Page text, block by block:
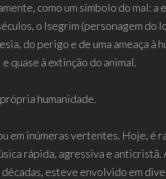
como um símbolo do mal: a
o Isegrim (personagem do
do perigo e de uma ameaça à
quase à extinção do animal.
humanidade.
em inúmeras vertentes. Hoje, é
rápida, agressiva e anticristã.
esteve envolvido em